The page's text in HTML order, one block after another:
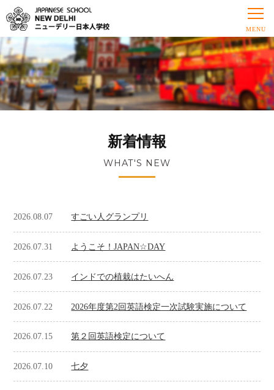
新着情報
WHAT'S NEW
2026.08.07 すごい人グランプリ
2026.07.31 ようこそ！JAPAN☆DAY
2026.07.23 インドでの植栽はたいへん
2026.07.22 2026年度第2回英語検定一次試験実施について
2026.07.15 第２回英語検定について
2026.07.10 七夕